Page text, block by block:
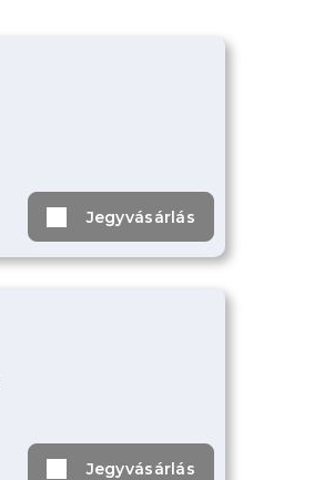
Jegyvásárlás
Jegyvásárlás